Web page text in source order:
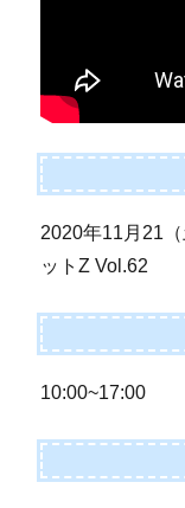
2020年11月21
ットZ Vol.62
10:00~17:00